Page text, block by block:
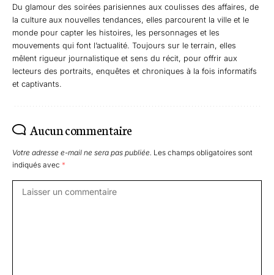
Du glamour des soirées parisiennes aux coulisses des affaires, de
la culture aux nouvelles tendances, elles parcourent la ville et le
monde pour capter les histoires, les personnages et les
mouvements qui font l’actualité. Toujours sur le terrain, elles
mêlent rigueur journalistique et sens du récit, pour offrir aux
lecteurs des portraits, enquêtes et chroniques à la fois informatifs
et captivants.
Aucun commentaire
Votre adresse e-mail ne sera pas publiée. Les champs obligatoires sont
indiqués avec *